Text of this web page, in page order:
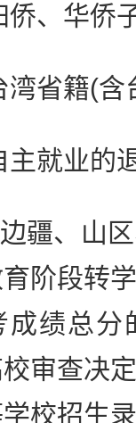
华侨子
籍(含
业的退
、山区
阶段转
成绩总分
审查决
校招生录